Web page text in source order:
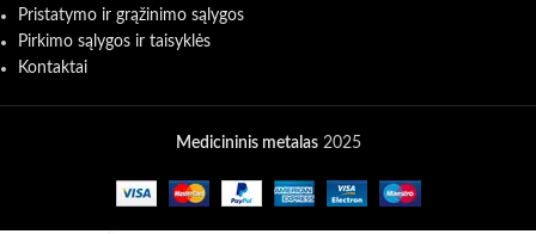
Pristatymo ir grąžinimo sąlygos
Pirkimo sąlygos ir taisyklės
Kontaktai
Medicininis metalas2025